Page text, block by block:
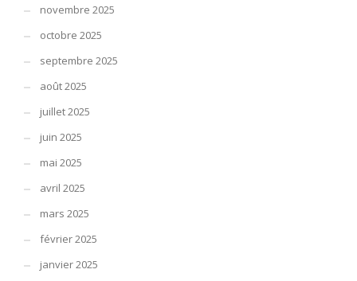
novembre 2025
octobre 2025
septembre 2025
août 2025
juillet 2025
juin 2025
mai 2025
avril 2025
mars 2025
février 2025
janvier 2025